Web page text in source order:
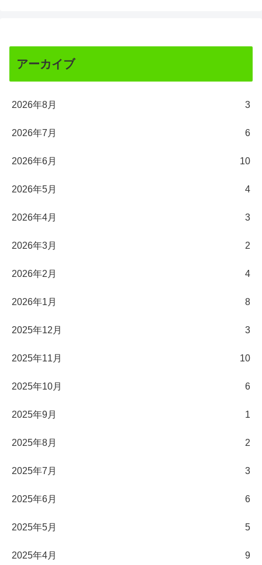
アーカイブ
2026年8月 3
2026年7月 6
2026年6月 10
2026年5月 4
2026年4月 3
2026年3月 2
2026年2月 4
2026年1月 8
2025年12月 3
2025年11月 10
2025年10月 6
2025年9月 1
2025年8月 2
2025年7月 3
2025年6月 6
2025年5月 5
2025年4月 9